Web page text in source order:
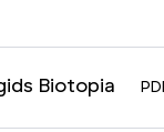
Biotopia